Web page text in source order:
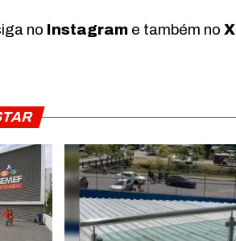
no Instagram e também no X